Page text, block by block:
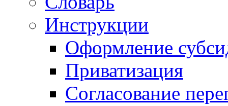
Инструкции
Оформление
Приватизация
Согласование